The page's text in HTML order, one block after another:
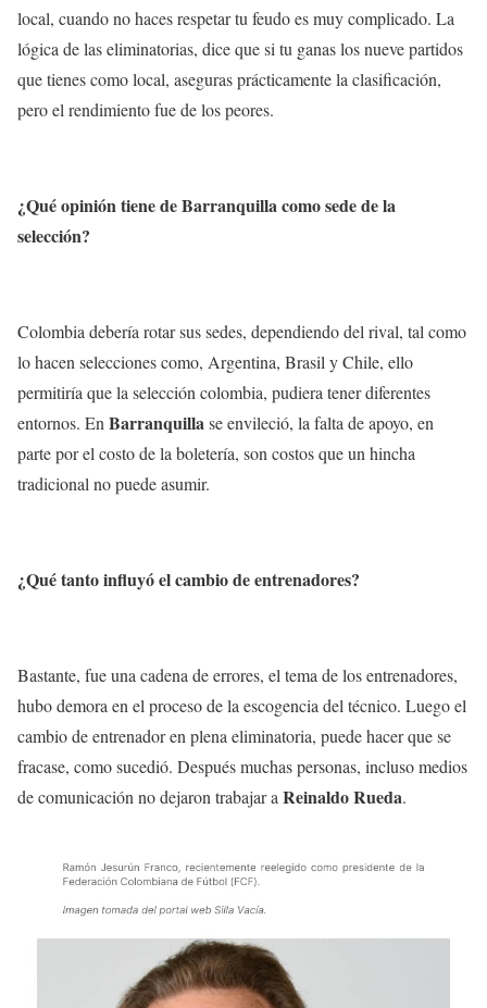
local, cuando no haces respetar tu feudo es muy complicado. La
lógica de las eliminatorias, dice que si tu ganas los nueve partidos
que tienes como local, aseguras prácticamente la clasificación,
pero el rendimiento fue de los peores.
¿Qué opinión tiene de Barranquilla como sede de la
selección?
Colombia debería rotar sus sedes, dependiendo del rival, tal como
lo hacen selecciones como, Argentina, Brasil y Chile, ello
permitiría que la selección colombia, pudiera tener diferentes
entornos. En Barranquilla se envileció, la falta de apoyo, en
parte por el costo de la boletería, son costos que un hincha
tradicional no puede asumir.
¿Qué tanto influyó el cambio de entrenadores?
Bastante, fue una cadena de errores, el tema de los entrenadores,
hubo demora en el proceso de la escogencia del técnico. Luego el
cambio de entrenador en plena eliminatoria, puede hacer que se
fracase, como sucedió. Después muchas personas, incluso medios
de comunicación no dejaron trabajar a Reinaldo Rueda.